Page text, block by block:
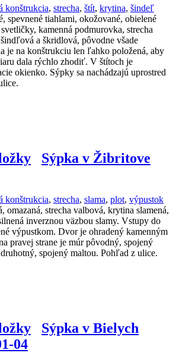
konštrukcia, strecha, štít, krytina, šindeľ
spevnené tiahlami, okožované, obielené
kamenná podmurovka, strecha
a škridlová, pôvodne všade
je na konštrukciu len ľahko položená, aby
dala rýchlo zhodiť. V štítoch je
okienko. Sýpky sa nachádzajú uprostred
Sýpka v Žibritove
konštrukcia, strecha, slama, plot, výpustok
omazaná, strecha valbová, krytina slamená,
inverznou väzbou slamy. Vstupy do
výpustkom. Dvor je ohradený kamenným
pravej strane je múr pôvodný, spojený
spojený maltou. Pohľad z ulice.
Sýpka v Bielych
04